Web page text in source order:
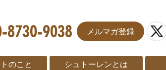
メルマガ登録
のこと シュトーレンとは